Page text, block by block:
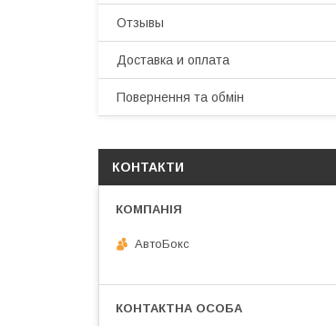
Отзывы
Доставка и оплата
Повернення та обмін
КОНТАКТИ
АвтоБокс